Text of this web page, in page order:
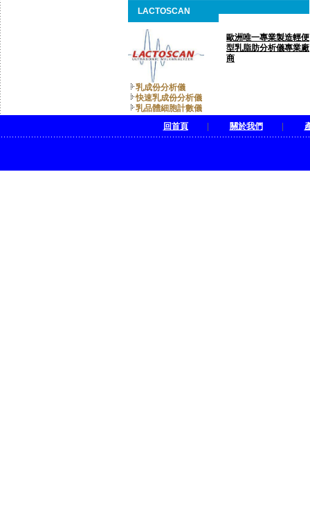
LACTOSCAN
歐洲唯一專業製造輕便
型乳脂肪分析儀專業廠
商
乳成份分析儀
快速乳成份分析儀
乳品體細胞計數儀
回首頁| 關於我們